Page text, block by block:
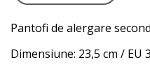
Pantofi de alergare
Dimensiune: 23,5 cm / EU